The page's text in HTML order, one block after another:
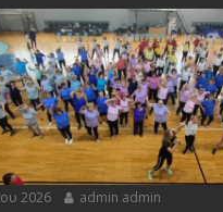
2026 admin admin